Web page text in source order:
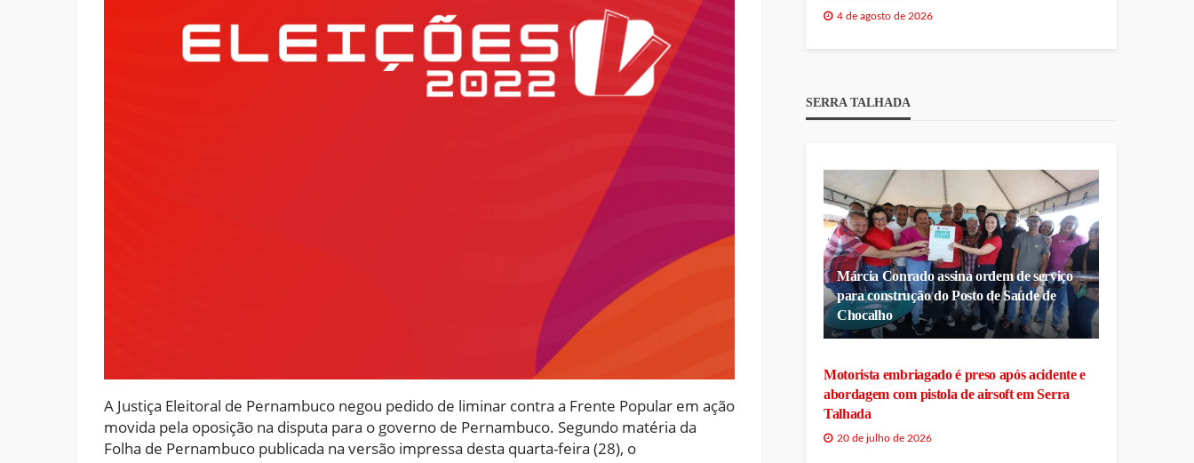
A Justiça Eleitoral de Pernambuco negou pedido de liminar contra a Frente Popular em ação
movida pela oposição na disputa para o governo de Pernambuco. Segundo matéria da
Folha de Pernambuco publicada na versão impressa desta quarta-feira (28), o
4 de agosto de 2026
SERRA TALHADA
Márcia Conrado assina ordem de serviço
para construção do Posto de Saúde de
Chocalho
Motorista embriagado é preso após acidente e
abordagem com pistola de airsoft em Serra
Talhada
20 de julho de 2026